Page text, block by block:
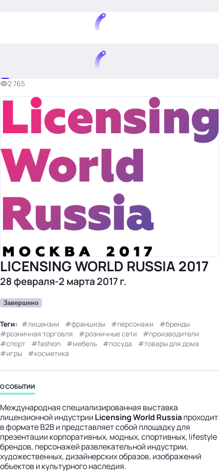
Тема месяца: Автоматизация на 1С
Войти
картина дня
темы
новости
видео
события
бизнес-центр
2 765
LICENSING WORLD RUSSIA 2017
28 февраля-2 марта 2017 г.
Завершено
Теги: лицензии франшизы персонажи
бренды
розничная торговля
розничные сети
производители
спорт
fashion мебель посуда
товары для дома
игры
косметика
О СОБЫТИИ
Международная специализированная выставка
лицензионной индустрии Licensing World Russiaпроходит
в формате B2B и представляет собой площадку для
презентации корпоративных, модных, спортивных, lifestyle
брендов, персонажей развлекательной индустрии,
художественных, дизайнерских образов, изображений
объектов и культурного наследия.